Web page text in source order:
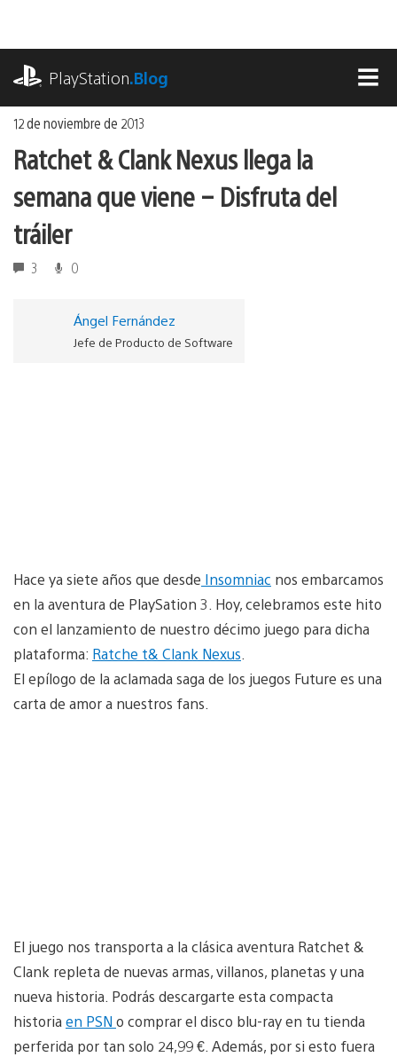
contenido
PlayStation.Blog
12 de noviembre de 2013
Ratchet & Clank Nexus llega la
semana que viene – Disfruta del
tráiler
3 0
Ángel Fernández
Jefe de Producto de Software
Hace ya siete años que desde Insomniac nos embarcamos
en la aventura de PlaySation 3. Hoy, celebramos este hito
con el lanzamiento de nuestro décimo juego para dicha
plataforma: Ratche t& Clank Nexus
El epílogo de la aclamada saga de los juegos Future es una
carta de amor a nuestros fans.
El juego nos transporta a la clásica aventura Ratchet &
Clank repleta de nuevas armas, villanos, planetas y una
nueva historia. Podrás descargarte esta compacta
historia en PSN o comprar el disco blu-ray en tu tienda
perferida por tan solo 24,99 €. Además, por si esto fuera